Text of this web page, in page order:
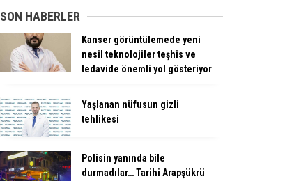
SON HABERLER
Kanser görüntülemede yeni
nesil teknolojiler teşhis ve
tedavide önemli yol gösteriyor
Yaşlanan nüfusun gizli
tehlikesi
Polisin yanında bile
durmadılar… Tarihi Arapşükrü